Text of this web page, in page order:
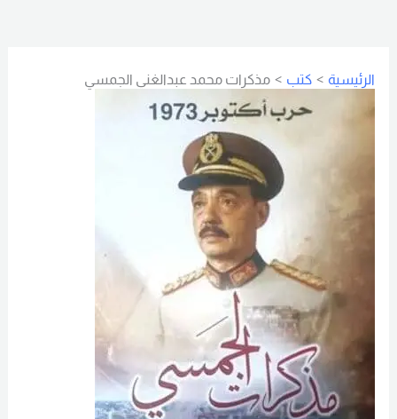
الرئيسية كتب مذكرات محمد عبدالغني الجمسي